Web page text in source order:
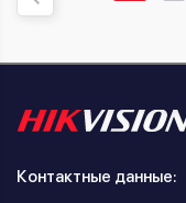
Контактные данные: